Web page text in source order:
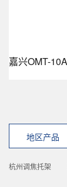
地区产品
杭州调焦托架